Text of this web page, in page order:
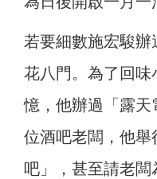
若要細數施宏駿
花八門。為了回
憶，他辦過「露天
位酒吧老闆，他
吧」，甚至請老